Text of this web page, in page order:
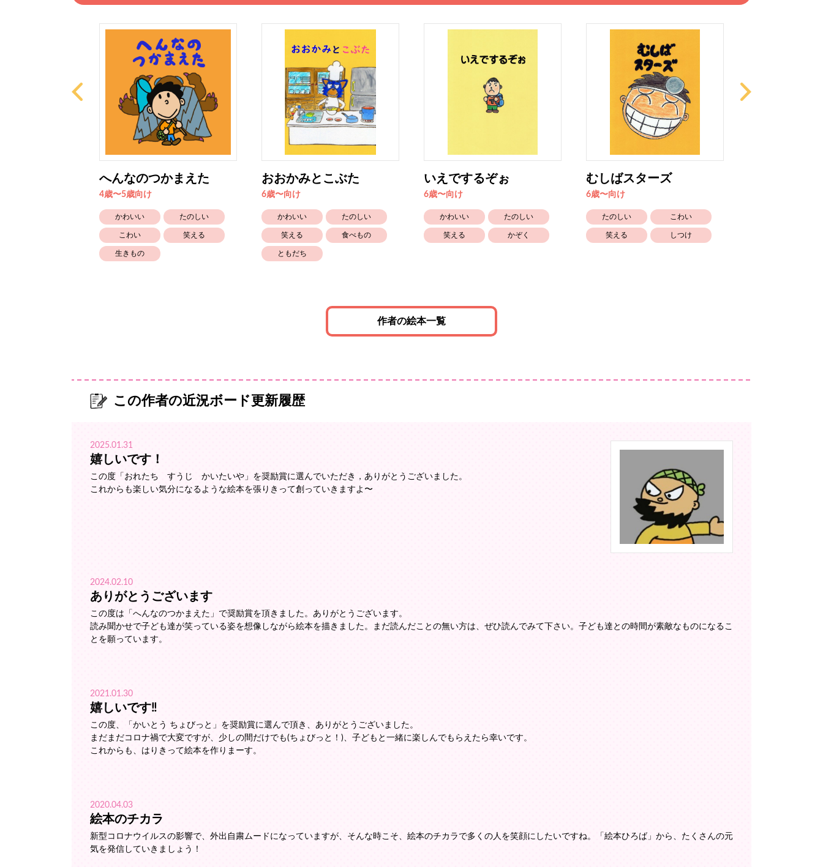
へんなのつかまえた
4歳〜5歳向け
かわいい たのしい
こわい 笑える
生きもの
おおかみとこぶた
6歳〜向け
かわいい たのしい
笑える 食べもの
ともだち
いえでするぞぉ
6歳〜向け
かわいい たのしい
笑える かぞく
むしばスターズ
6歳〜向け
たのしい こわい
笑える しつけ
作者の絵本一覧
この作者の近況ボード更新履歴
2025.01.31
嬉しいです！
この度「おれたち すうじ かいたいや」を奨励賞に選んでいただき，ありがとうございました。
これからも楽しい気分になるような絵本を張りきって創っていきますよ〜
2024.02.10
ありがとうございます
この度は「へんなのつかまえた」で奨励賞を頂きました。ありがとうございます。
読み聞かせで子ども達が笑っている姿を想像しながら絵本を描きました。まだ読んだことの無い方は、ぜひ読んでみて下さい。子ども達との時間が素敵なものになるこ
とを願っています。
2021.01.30
嬉しいです‼️
この度、「かいとう ちょびっと」を奨励賞に選んで頂き、ありがとうございました。
まだまだコロナ禍で大変ですが、少しの間だけでも(ちょびっと！)、子どもと一緒に楽しんでもらえたら幸いです。
これからも、はりきって絵本を作りまーす。
2020.04.03
絵本のチカラ
新型コロナウイルスの影響で、外出自粛ムードになっていますが、そんな時こそ、絵本のチカラで多くの人を笑顔にしたいですね。「絵本ひろば」から、たくさんの元
気を発信していきましょう！